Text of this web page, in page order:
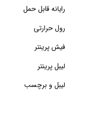
رایانه قابل حمل
رول حرارتی
فیش پرینتر
لیبل پرینتر
لیبل و برچسب